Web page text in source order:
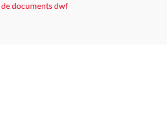
documents dwf